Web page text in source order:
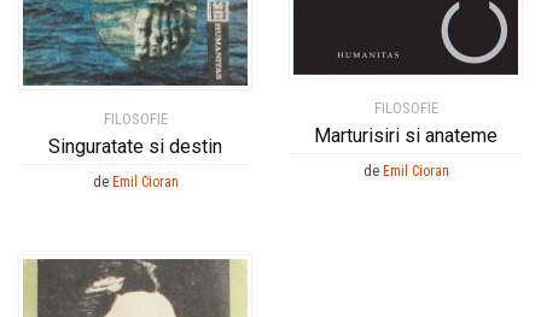
FILOSOFIE
Singuratate si destin
de Emil Cioran
FILOSOFIE
Marturisiri si anateme
de Emil Cioran